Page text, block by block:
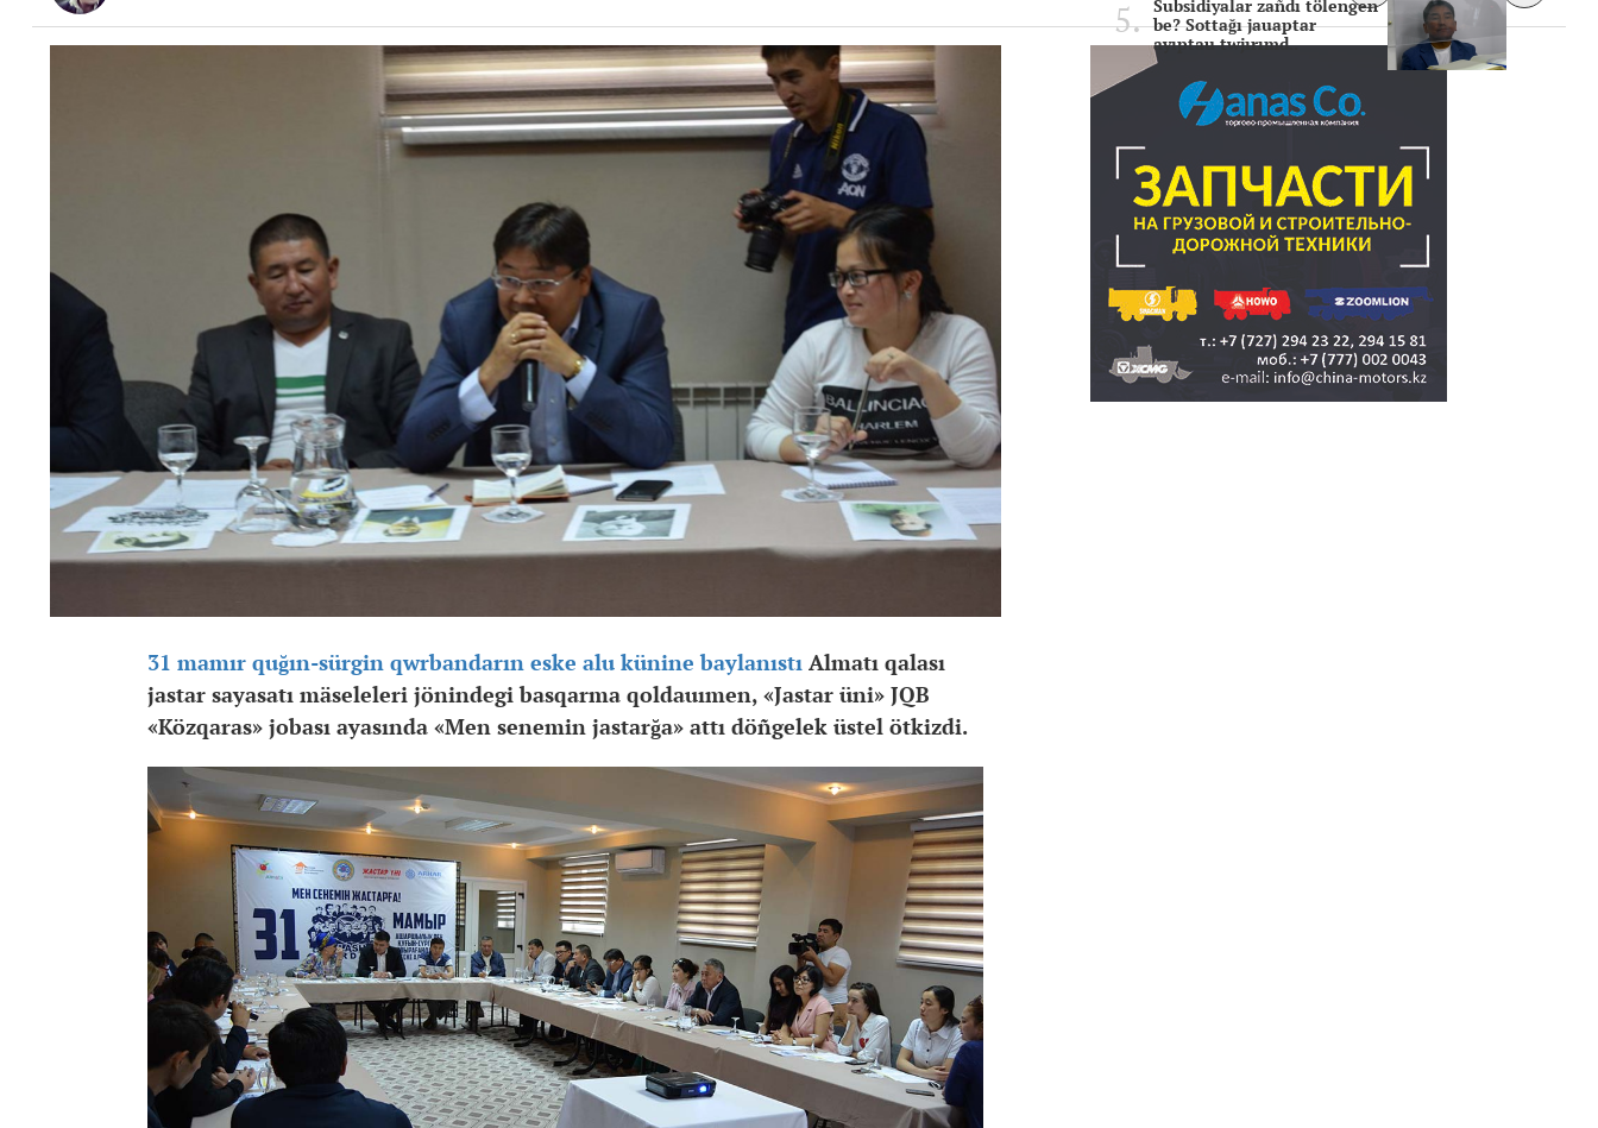
31 mamır quğın-sürgin qwrbandarın eske alu künine baylanıstı Almatı qalası
jastar sayasatı mäseleleri jönindegi basqarma qoldauımen, «Jastar üni» JQB
«Közqaras» jobası ayasında «Men senemin jastarğa» attı döñgelek üstel ötkizdi.
Subsidiyalar zañdı tölengen
be? Sottağı jauaptar
ayıptau twjırımd..